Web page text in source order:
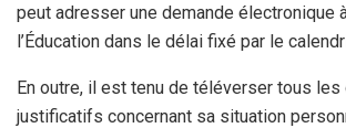
peut adresser une demande électronique
l’Éducation dans le délai fixé par le
En outre, il est tenu de téléverser tous les
justificatifs concernant sa situation